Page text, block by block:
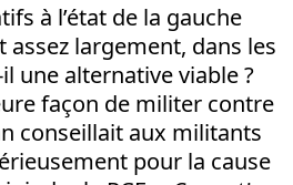
à l’état de la gauche
largement, dans les
une alternative viable ?
façon de militer contre
conseillait aux militants
pour la cause